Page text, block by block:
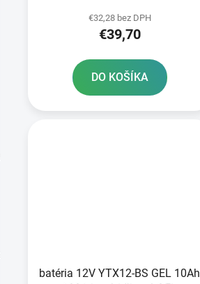
€32,28 bez DPH
€39,70
DO KOŠÍKA
batéria 12V YTX12-BS GEL 10Ah